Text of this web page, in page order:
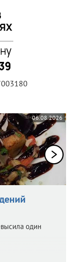
06.08.2026
один